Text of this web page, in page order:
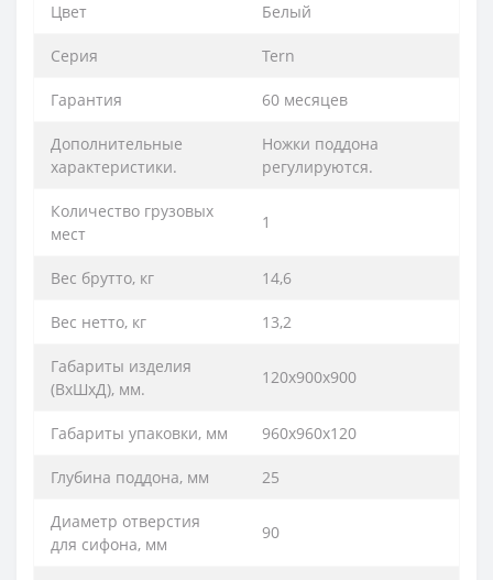
Цвет Белый
Серия Tern
Гарантия 60 месяцев
Дополнительные
характеристики.
Ножки поддона
регулируются.
Количество грузовых
мест
1
Вес брутто, кг 14,6
Вес нетто, кг 13,2
Габариты изделия
(ВхШхД), мм.
120х900х900
Габариты упаковки, мм 960x960x120
Глубина поддона, мм 25
Диаметр отверстия
для сифона, мм
90